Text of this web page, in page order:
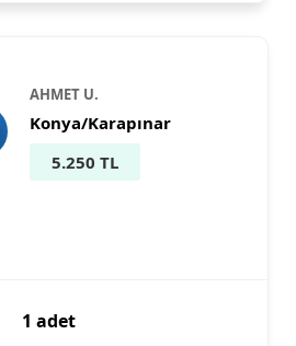
AHMET U.
Konya/Karapınar
5.250 TL
1 adet